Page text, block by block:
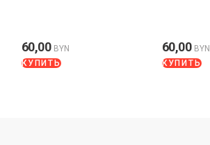
60,00 BYN
КУПИТЬ
60,00 BYN
КУПИТЬ